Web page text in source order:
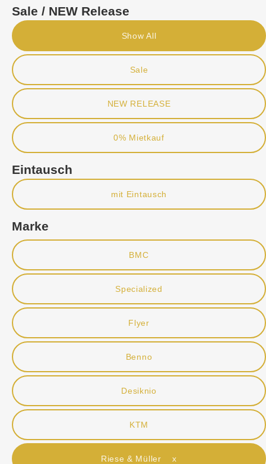
Sale / NEW Release
Show All
Sale
NEW RELEASE
0% Mietkauf
Eintausch
mit Eintausch
Marke
BMC
Specialized
Flyer
Benno
Desiknio
KTM
Riese & Müller x